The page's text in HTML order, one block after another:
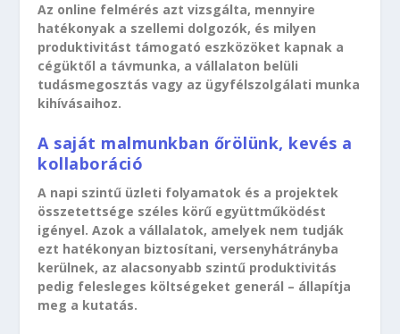
Az online felmérés azt vizsgálta, mennyire
hatékonyak a szellemi dolgozók, és milyen
produktivitást támogató eszközöket kapnak a
cégüktől a távmunka, a vállalaton belüli
tudásmegosztás vagy az ügyfélszolgálati munka
kihívásaihoz.
A saját malmunkban őrölünk, kevés a
kollaboráció
A napi szintű üzleti folyamatok és a projektek
összetettsége széles körű együttműködést
igényel. Azok a vállalatok, amelyek nem tudják
ezt hatékonyan biztosítani, versenyhátrányba
kerülnek, az alacsonyabb szintű produktivitás
pedig felesleges költségeket generál – állapítja
meg a kutatás.